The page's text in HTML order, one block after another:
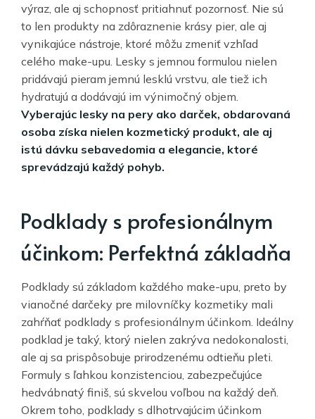
výraz, ale aj schopnosť pritiahnuť pozornosť. Nie sú
to len produkty na zdôraznenie krásy pier, ale aj
vynikajúce nástroje, ktoré môžu zmeniť vzhľad
celého make-upu. Lesky s jemnou formulou nielen
pridávajú pieram jemnú lesklú vrstvu, ale tiež ich
hydratujú a dodávajú im výnimočný objem.
Vyberajúc lesky na pery ako darček, obdarovaná
osoba získa nielen kozmetický produkt, ale aj
istú dávku sebavedomia a elegancie, ktoré
sprevádzajú každý pohyb.
Podklady s profesionálnym
účinkom: Perfektná základňa
Podklady sú základom každého make-upu, preto by
vianočné darčeky pre milovníčky kozmetiky mali
zahŕňať podklady s profesionálnym účinkom. Ideálny
podklad je taký, ktorý nielen zakrýva nedokonalosti,
ale aj sa prispôsobuje prirodzenému odtieňu pleti.
Formuly s ľahkou konzistenciou, zabezpečujúce
hedvábnatý finiš, sú skvelou voľbou na každý deň.
Okrem toho, podklady s dlhotrvajúcim účinkom